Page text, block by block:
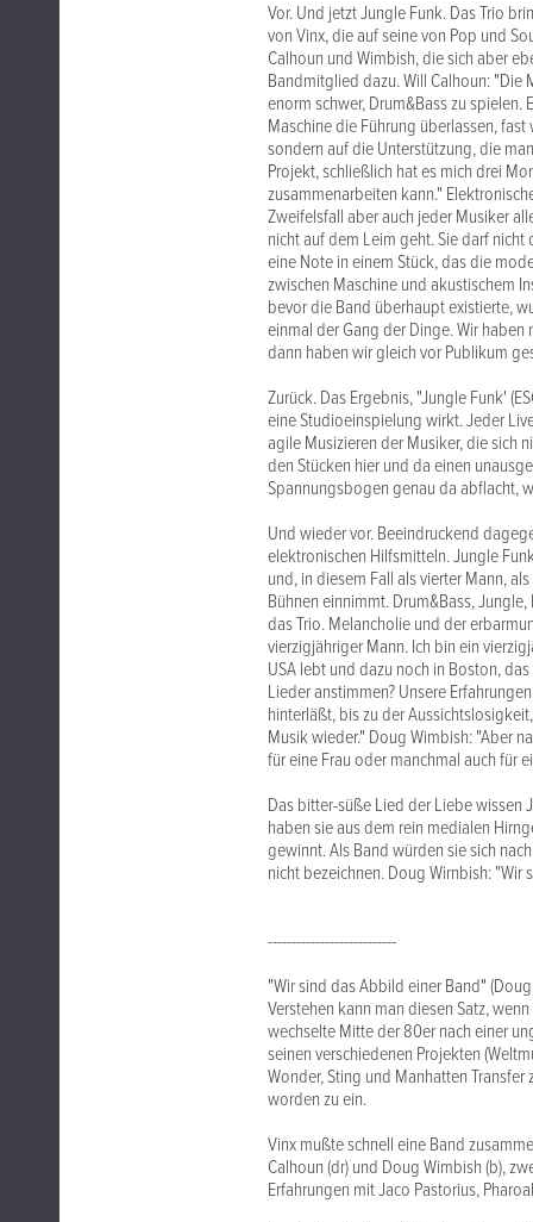
Vor. Und jetzt Jungle Funk. Das Trio
von Vinx, die auf seine von Pop und
Calhoun und Wimbish, die sich aber
Bandmitglied dazu. Will Calhoun: "Die
enorm schwer, Drum&Bass zu
Maschine die Führung überlassen,
sondern auf die Unterstützung, die
Projekt, schließlich hat es mich drei
zusammenarbeiten kann."
Zweifelsfall aber auch jeder Musiker
nicht auf dem Leim geht. Sie darf
eine Note in einem Stück, das die
zwischen Maschine und akustischem
bevor die Band überhaupt existierte,
einmal der Gang der Dinge. Wir
dann haben wir gleich vor Publikum
Zurück. Das Ergebnis, "Jungle Funk'
eine Studioeinspielung wirkt. Jeder
agile Musizieren der Musiker, die sich
den Stücken hier und da einen
Spannungsbogen genau da abflacht,
Und wieder vor. Beeindruckend
elektronischen Hilfsmitteln. Jungle
und, in diesem Fall als vierter Mann,
Bühnen einnimmt. Drum&Bass,
das Trio. Melancholie und der
vierzigjähriger Mann. Ich bin ein
USA lebt und dazu noch in Boston,
Lieder anstimmen? Unsere
hinterläßt, bis zu der
Musik wieder." Doug Wimbish: "Aber
für eine Frau oder manchmal auch für
Das bitter-süße Lied der Liebe wissen
haben sie aus dem rein medialen
gewinnt. Als Band würden sie sich
nicht bezeichnen. Doug Wirnbish:
---------------------------
"Wir sind das Abbild einer Band"
Verstehen kann man diesen Satz,
wechselte Mitte der 80er nach einer
seinen verschiedenen Projekten
Wonder, Sting und Manhatten
worden zu ein.
Vinx mußte schnell eine Band
Calhoun (dr) und Doug Wimbish (b),
Erfahrungen mit Jaco Pastorius,